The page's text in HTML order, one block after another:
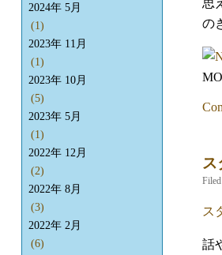
思
の
ス
ス
話
2024年 5月
(1)
2023年 11月
(1)
2023年 10月
(5)
2023年 5月
(1)
2022年 12月
(2)
2022年 8月
(3)
2022年 2月
(6)